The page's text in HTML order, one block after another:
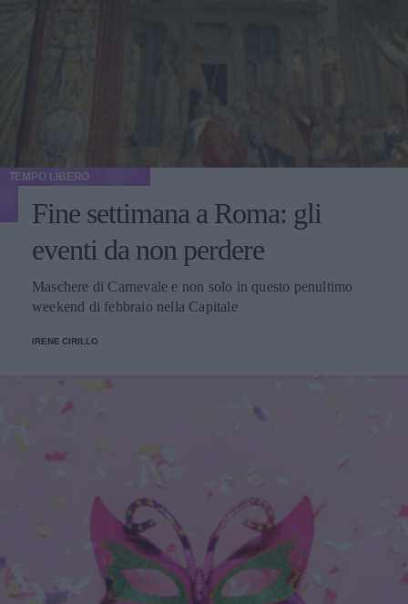
TEMPO LIBERO
Fine settimana a Roma: gli
eventi da non perdere
Maschere di Carnevale e non solo in questo penultimo
weekend di febbraio nella Capitale
IRENE CIRILLO